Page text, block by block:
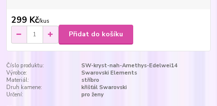
299 Kč/kus
Přidat do košíku
Číslo produktu:
SW-kryst-nah-Amethys-Edelwei14
Výrobce:
Swarovski Elements
Materiál:
stříbro
Druh kamene:
křišťál Swarovski
Určení:
pro ženy